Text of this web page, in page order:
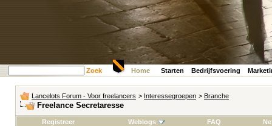
Zoek Home Starten Bedrijfsvoering
Lancelots Forum - Voor freelancers > Interessegroepen > Branche
Freelance Secretaresse
Registreer Weblogs FAQ